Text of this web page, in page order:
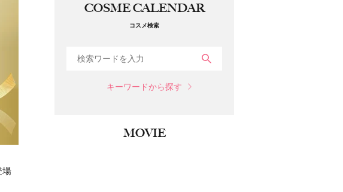
場
COSME CALENDAR
コスメ検索
キーワードから探す
MOVIE